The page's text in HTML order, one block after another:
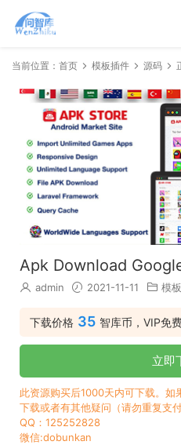
当前位置： 首页 模板插件 源码
Apk Download
admin 2021-11-11 模
下载价格 35 智库币，VIP免
立即
此资源购买后1000天内可下载。
下载或者有其他疑问（请勿重复支
QQ：125252828
微信:dobunkan